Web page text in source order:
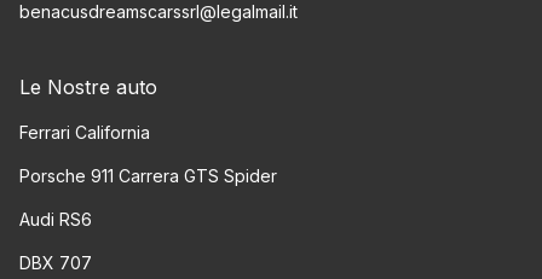
benacusdreamscarssrl@legalmail.it
Le Nostre auto
Ferrari California
Porsche 911 Carrera GTS Spider
Audi RS6
DBX 707